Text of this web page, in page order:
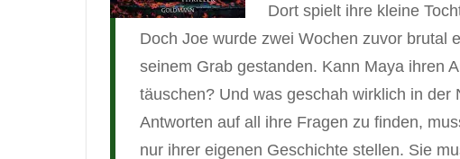
Dort spielt ihre kleine
Doch Joe wurde zwei Wochen zuvor brutal
seinem Grab gestanden. Kann Maya ihren
täuschen? Und was geschah wirklich in
Antworten auf all ihre Fragen zu finden,
nur ihrer eigenen Geschichte stellen. Sie